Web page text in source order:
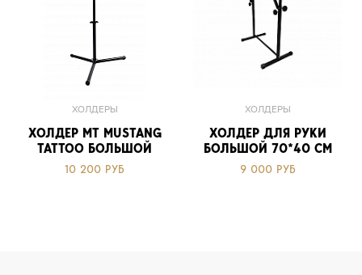
ХОЛДЕРЫ
ХОЛДЕР MT MUSTANG
TATTOO БОЛЬШОЙ
10 200 РУБ
ХОЛДЕРЫ
ХОЛДЕР ДЛЯ РУКИ
БОЛЬШОЙ 70*40 СМ
9 000 РУБ